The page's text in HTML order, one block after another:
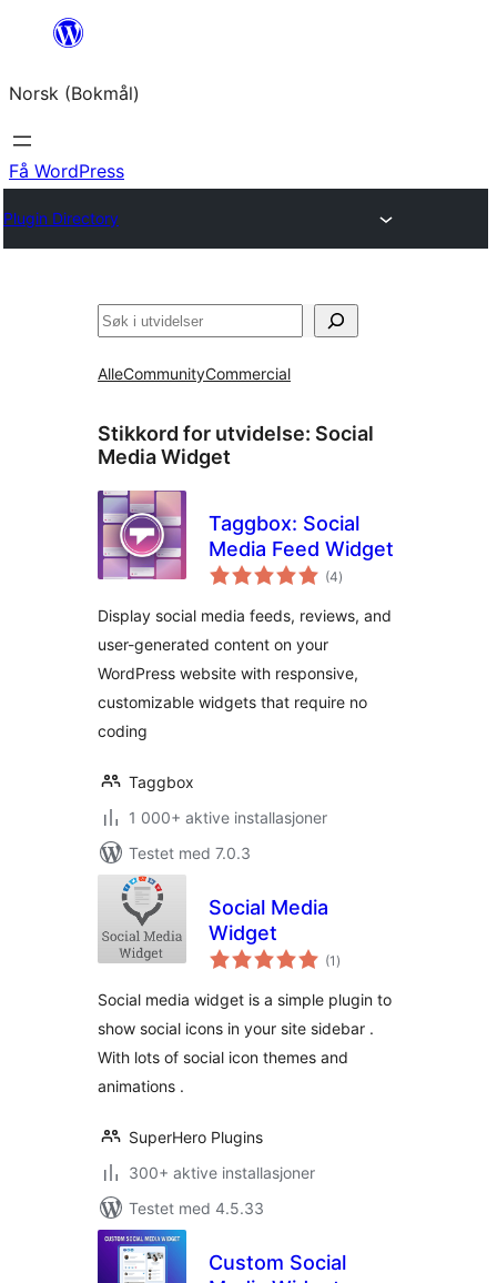
Hopp
innhold
Norsk (Bokmål)
Få WordPress
Plugin Directory
Søk
AlleCommunityCommercial
Stikkord for utvidelse: Social
Media Widget
Taggbox: Social
Media Feed Widget
(4totale
vurderinger
)
Display social media feeds, reviews, and
user-generated content on your
WordPress website with responsive,
customizable widgets that require no
coding
Taggbox
1 000+ aktive installasjoner
Testet med 7.0.3
Social Media
Widget
(1 totale
vurderinger
)
Social media widget is a simple plugin to
show social icons in your site sidebar .
With lots of social icon themes and
animations .
SuperHero Plugins
300+ aktive installasjoner
Testet med 4.5.33
Custom Social